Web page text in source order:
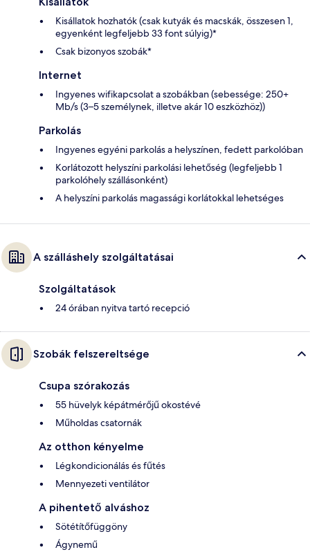
Kisállatok hozhatók (csak kutyák és macskák, összesen 1,
egyenként legfeljebb 33 font súlyig)*
Csak bizonyos szobák*
Internet
Ingyenes wifikapcsolat a szobákban (sebessége: 250+
Mb/s (3–5 személynek, illetve akár 10 eszközhöz))
Parkolás
Ingyenes egyéni parkolás a helyszínen, fedett parkolóban
Korlátozott helyszíni parkolási lehetőség (legfeljebb 1
parkolóhely szállásonként)
A helyszíni parkolás magassági korlátokkal lehetséges
A szálláshely szolgáltatásai
Szolgáltatások
24 órában nyitva tartó recepció
Szobák felszereltsége
Csupa szórakozás
55 hüvelyk képátmérőjű okostévé
Műholdas csatornák
Az otthon kényelme
Légkondicionálás és fűtés
Mennyezeti ventilátor
A pihentető alváshoz
Sötétítőfüggöny
Ágynemű